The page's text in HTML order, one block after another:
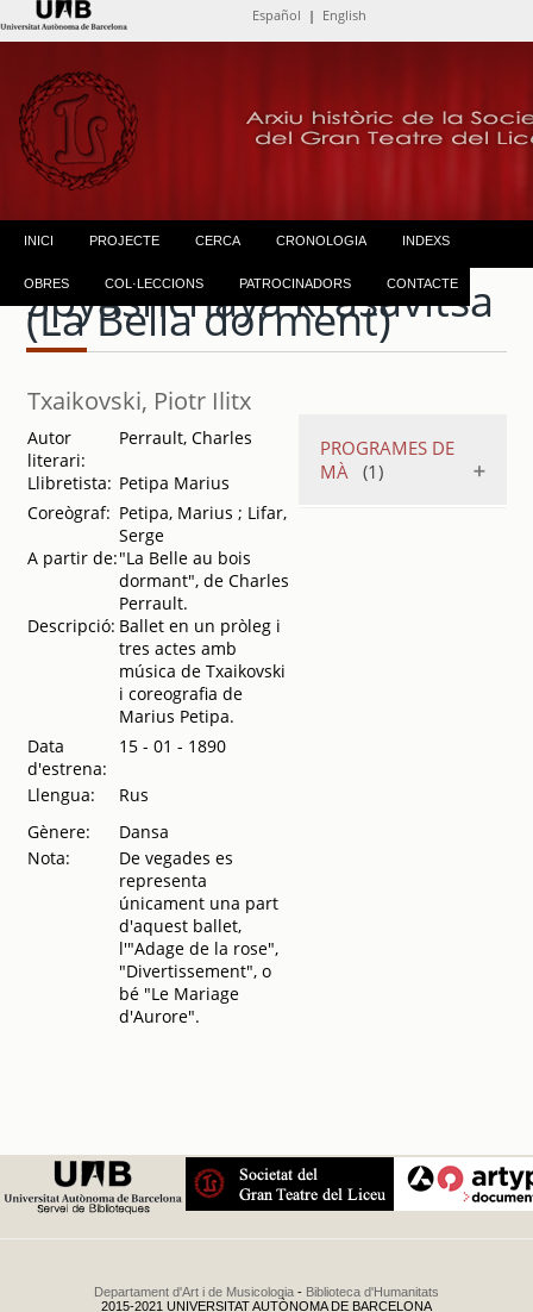
Español | English
INICI PROJECTE CERCA CRONOLOGIA INDEXS
OBRES COL·LECCIONS PATROCINADORS CONTACTE
Spyashchaya krasavitsa
(La Bella dorment)
Txaikovski, Piotr Ilitx
Autor
literari:
Perrault, Charles
Llibretista: Petipa Marius
Coreògraf: Petipa, Marius ; Lifar,
Serge
A partir de:"La Belle au bois
dormant", de Charles
Perrault.
Descripció: Ballet en un pròleg i
tres actes amb
música de Txaikovski
i coreografia de
Marius Petipa.
Data
d'estrena:
15 - 01 - 1890
Llengua:
Rus
Gènere:
Dansa
Nota:
De vegades es
representa
únicament una part
d'aquest ballet,
l'"Adage de la rose",
"Divertissement", o
bé "Le Mariage
d'Aurore".
PROGRAMES DE
MÀ (1)
Departament d'Art i de Musicologia - Biblioteca d'Humanitats
2015-2021 UNIVERSITAT AUTÒNOMA DE BARCELONA